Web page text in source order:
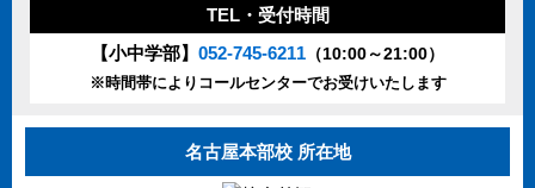
TEL・受付時間
【小中学部】 052-745-6211 （10:00～21:00）
※時間帯によりコールセンターでお受けいたします
名古屋本部校 所在地